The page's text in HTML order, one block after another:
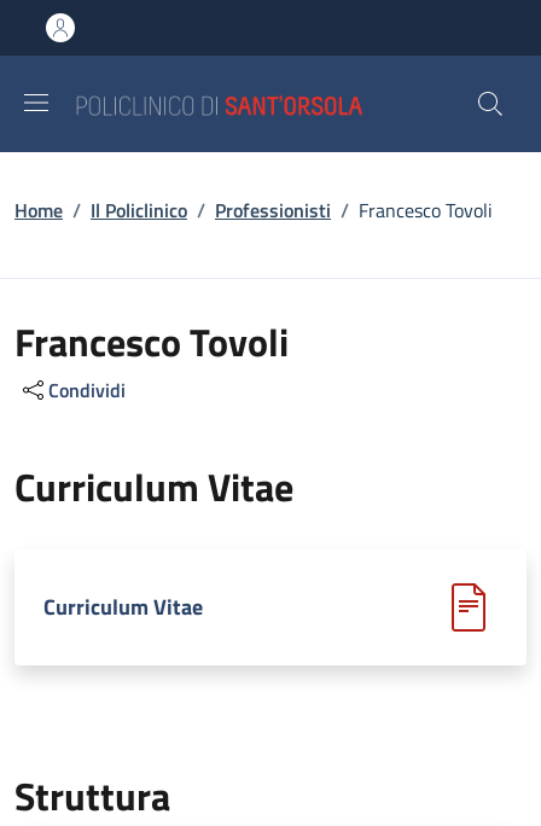
al contenuto principale
to footer content
Briciole di pane
Home / Il Policlinico / Professionisti / Francesco Tovoli
Francesco Tovoli
Condividi
Curriculum Vitae
Curriculum Vitae
Struttura